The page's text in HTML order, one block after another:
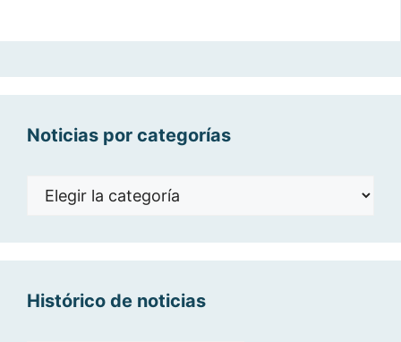
Noticias por categorías
Noticias
Histórico de noticias